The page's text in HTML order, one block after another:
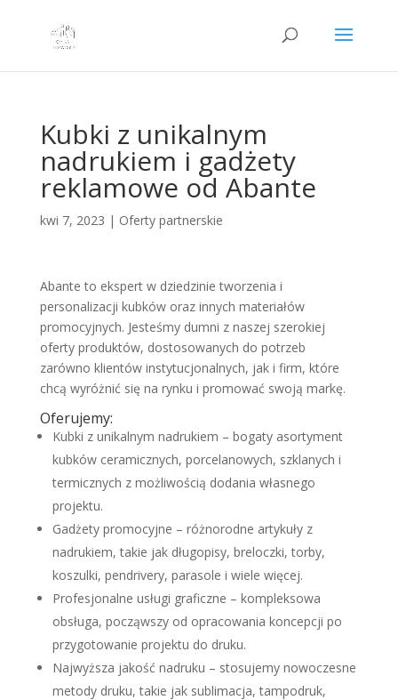
Kubki z unikalnym
nadrukiem i gadżety
reklamowe od Abante
kwi 7, 2023 | Oferty partnerskie
Abante to ekspert w dziedzinie tworzenia i
personalizacji kubków oraz innych materiałów
promocyjnych. Jesteśmy dumni z naszej szerokiej
oferty produktów, dostosowanych do potrzeb
zarówno klientów instytucjonalnych, jak i firm, które
chcą wyróżnić się na rynku i promować swoją markę.
Oferujemy:
Kubki z unikalnym nadrukiem – bogaty asortyment
kubków ceramicznych, porcelanowych, szklanych i
termicznych z możliwością dodania własnego
projektu.
Gadżety promocyjne – różnorodne artykuły z
nadrukiem, takie jak długopisy, breloczki, torby,
koszulki, pendrivery, parasole i wiele więcej.
Profesjonalne usługi graficzne – kompleksowa
obsługa, począwszy od opracowania koncepcji po
przygotowanie projektu do druku.
Najwyższa jakość nadruku – stosujemy nowoczesne
metody druku, takie jak sublimacja, tampodruk,